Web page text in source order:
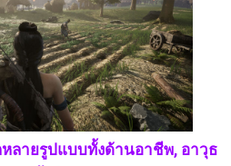
ลายรูปแบบทั้งด้านอาชีพ, อาวุธ